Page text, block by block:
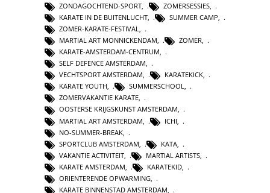
ZONDAGOCHTEND-SPORT
ZOMERSESSIES
KARATE IN DE BUITENLUCHT
SUMMER CAMP
ZOMER-KARATE-FESTIVAL,
MARTIAL ART MONNICKENDAM, ZOMER,
KARATE-AMSTERDAM-CENTRUM,
SELF DEFENCE AMSTERDAM,
VECHTSPORT AMSTERDAM, KARATEKICK,
KARATE YOUTH, SUMMERSCHOOL,
ZOMERVAKANTIE KARATE,
OOSTERSE KRIJGSKUNST AMSTERDAM,
MARTIAL ART AMSTERDAM
ICHI
NO-SUMMER-BREAK
SPORTCLUB AMSTERDAM
KATA
VAKANTIE ACTIVITEIT
MARTIAL ARTISTS
KARATE AMSTERDAM
KARATEKID
ORIENTERENDE OPWARMING
KARATE BINNENSTAD AMSTERDAM